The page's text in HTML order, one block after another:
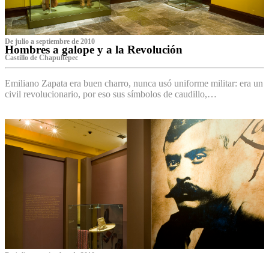
De julio a septiembre de 2010
Hombres a galope y a la Revolución
Castillo de Chapultepec
Emiliano Zapata era buen charro, nunca usó uniforme militar: era un
civil revolucionario, por eso sus símbolos de caudillo,…